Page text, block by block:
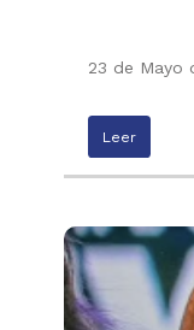
23 de Mayo
Leer